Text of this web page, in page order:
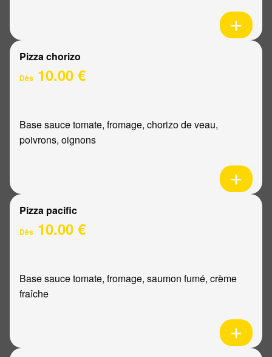
Pizza chorizo
Dès 10.00 €
Base sauce tomate, fromage, chorizo de veau,
poivrons, oignons
Pizza pacific
Dès 10.00 €
Base sauce tomate, fromage, saumon fumé, crème
fraîche